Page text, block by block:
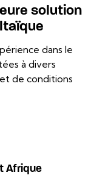
solution
dans le
à divers
de conditions
Afrique